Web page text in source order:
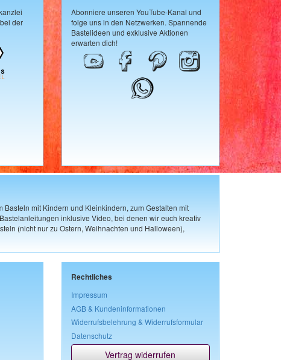
der
Abonniere unseren YouTube-Kanal und
folge uns in den Netzwerken. Spannende
Bastelideen und exklusive Aktionen
erwarten dich!
mit Kindern und Kleinkindern, zum Gestalten mit
inklusive Video, bei denen wir euch kreativ
(nicht nur zu Ostern, Weihnachten und Halloween),
Rechtliches
Impressum
AGB & Kundeninformationen
Widerrufsbelehrung & Widerrufsformular
Datenschutz
Vertrag widerrufen